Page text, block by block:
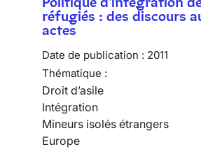
réfugiés : des discours
actes
Date de publication : 2011
Thématique :
Droit d’asile
Intégration
Mineurs isolés étrangers
Europe